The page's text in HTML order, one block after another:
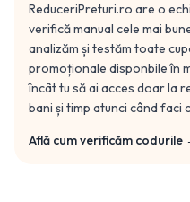
ReduceriPreturi.ro are o
verifică manual cele mai
analizăm și testăm toate
promoționale disponbile în
încât tu să ai acces doar la
bani și timp atunci când faci
Află cum verificăm codurile